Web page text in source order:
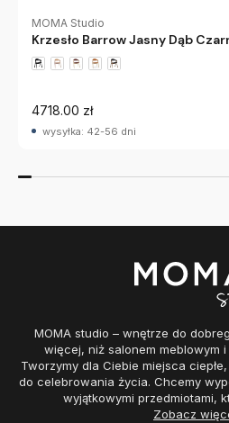
MOMA Studio
Krzesło Barrow Jasny Dąb
4718.00 zł
wysyłka: 42-56 dni
MOMA studio – wnętrze do
więcej, niż salonem meblowym
Tworzymy dla Ciebie miejsca
do celebrowania życia. Chcemy
wyjątkowymi przedmiotami,
Zobacz